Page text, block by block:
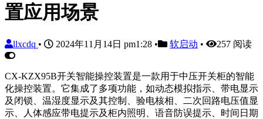
置应用场景
llxcdq • 2024年11月14日 pm1:28 • 软启动 • 257 阅读
CX-KZX95B开关智能操控装置是一款用于中压开关柜的智能
化操控装置。它集成了多项功能，如动态模拟指示、带电显示
及闭锁、温湿度显示及其控制、验电核相、二次回路电压值显
示、人体感应带电提示及柜内照明、语音防误提示、时间日期